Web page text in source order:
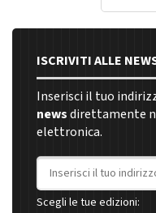
ISCRIVITI ALLE
Inserisci il tuo
newsdirettamente
elettronica.
Indirizzo email
Scegli le tue edizioni: